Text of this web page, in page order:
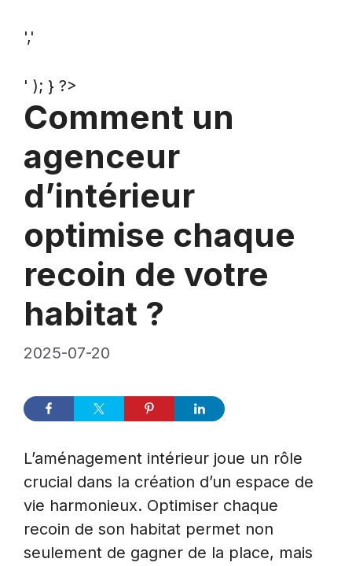
','
' ); } ?>
Comment un
agenceur
d’intérieur
optimise chaque
recoin de votre
habitat ?
2025-07-20
L’aménagement intérieur joue un rôle
crucial dans la création d’un espace de
vie harmonieux. Optimiser chaque
recoin de son habitat permet non
seulement de gagner de la place, mais